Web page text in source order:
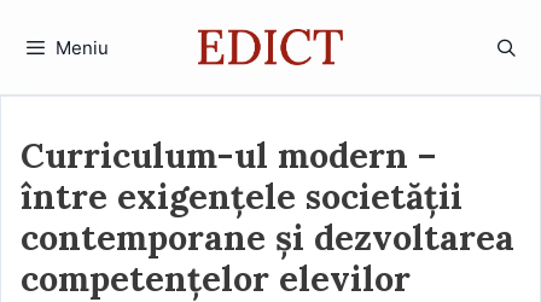
Meniu
Curriculum-ul modern –
între exigențele societății
contemporane și dezvoltarea
competențelor elevilor